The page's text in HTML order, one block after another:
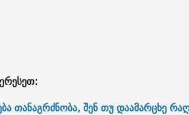
თანაგრძნობა, შენ თუ დაამარცხე